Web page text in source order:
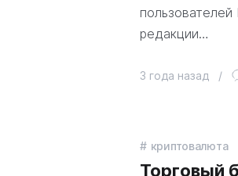
редакции…
3 года назад /
криптовалюта
Торговый